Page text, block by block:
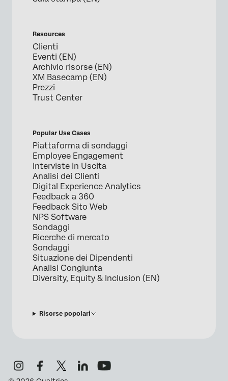
Resources
Clienti
Eventi (EN)
Archivio risorse (EN)
XM Basecamp (EN)
Prezzi
Trust Center
Popular Use Cases
Piattaforma di sondaggi
Employee Engagement
Interviste in Uscita
Analisi dei Clienti
Digital Experience Analytics
Feedback a 360
Feedback Sito Web
NPS Software
Sondaggi
Ricerche di mercato
Sondaggi
Situazione dei Dipendenti
Analisi Congiunta
Diversity, Equity & Inclusion (EN)
Risorse popolari